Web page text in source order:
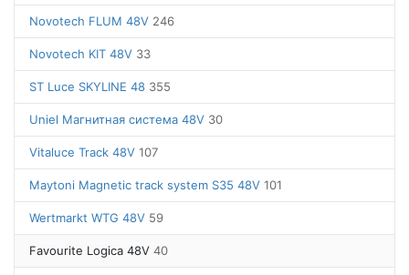
Novotech FLUM 48V 246
Novotech KIT 48V 33
ST Luce SKYLINE 48 355
Uniel Магнитная система 48V 30
Vitaluce Track 48V 107
Maytoni Magnetic track system S35 48V 101
Wertmarkt WTG 48V 59
Favourite Logica 48V 40